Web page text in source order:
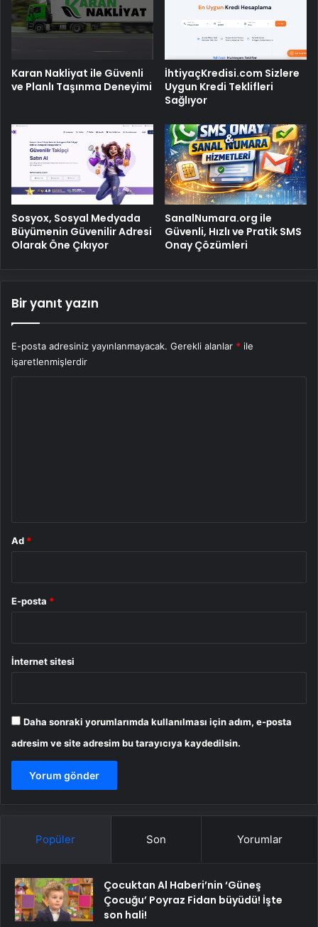
Karan Nakliyat ile Güvenli
ve Planlı Taşınma Deneyimi
İhtiyaçKredisi.com Sizlere
Uygun Kredi Teklifleri
Sağlıyor
Sosyox, Sosyal Medyada
Büyümenin Güvenilir Adresi
Olarak Öne Çıkıyor
SanalNumara.org ile
Güvenli, Hızlı ve Pratik SMS
Onay Çözümleri
Bir yanıt yazın
E-posta adresiniz yayınlanmayacak. Gerekli alanlar * ile
işaretlenmişlerdir
Ad *
E-posta *
İnternet sitesi
Daha sonraki yorumlarımda kullanılması için adım, e-posta
adresim ve site adresim bu tarayıcıya kaydedilsin.
Popüler Son Yorumlar
Çocuktan Al Haberi’nin ‘Güneş
Çocuğu’ Poyraz Fidan büyüdü! İşte
son hali!